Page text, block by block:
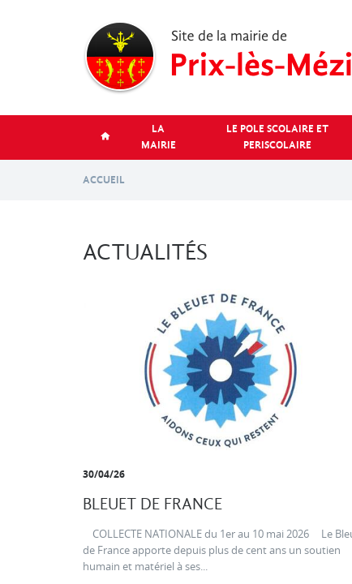
LA
MAIRIE
LE POLE SCOLAIRE ET
PERISCOLAIRE
ACCUEIL
ACTUALITÉS
30/04/26
BLEUET DE FRANCE
COLLECTE NATIONALE du 1er au 10 mai 2026 Le
de France apporte depuis plus de cent ans un soutien
humain et matériel à ses...